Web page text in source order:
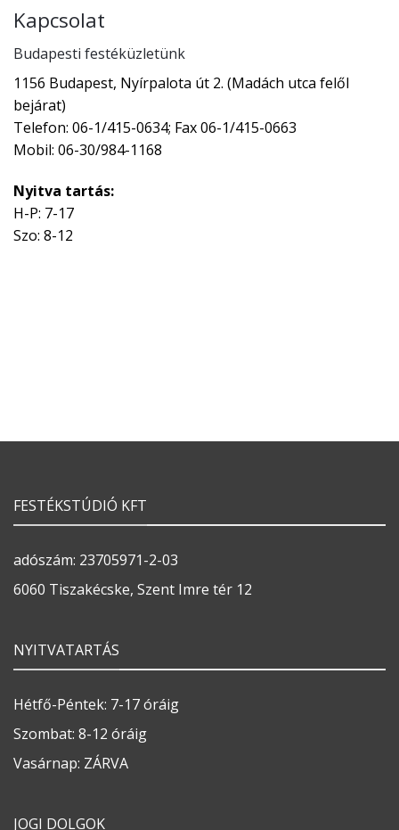
Kapcsolat
Budapesti festéküzletünk
1156 Budapest, Nyírpalota út 2. (Madách utca felől
bejárat)
Telefon: 06-1/415-0634; Fax 06-1/415-0663
Mobil: 06-30/984-1168
Nyitva tartás:
H-P: 7-17
Szo: 8-12
FESTÉKSTÚDIÓ KFT
adószám: 23705971-2-03
6060 Tiszakécske, Szent Imre tér 12
NYITVATARTÁS
Hétfő-Péntek: 7-17 óráig
Szombat: 8-12 óráig
Vasárnap: ZÁRVA
JOGI DOLGOK